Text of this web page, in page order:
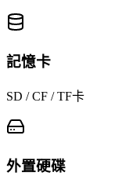
記憶卡
SD / CF / TF卡
外置硬碟